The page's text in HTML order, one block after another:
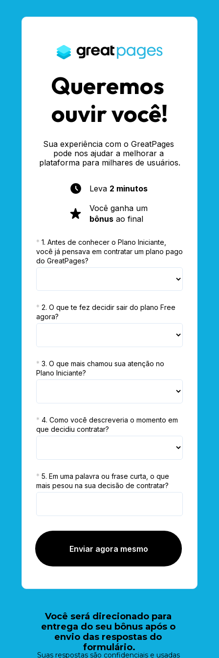
* 1. Antes de conhecer o Plano Iniciante,
você já pensava em contratar um plano pago
do GreatPages?
* 2. O que te fez decidir sair do plano Free
agora?
* 3. O que mais chamou sua atenção no
Plano Iniciante?
* 4. Como você descreveria o momento em
que decidiu contratar?
* 5. Em uma palavra ou frase curta, o que
mais pesou na sua decisão de contratar?
Enviar agora mesmo
Queremos
ouvir você!
Leva 2 minutos
Você ganha um
bônus ao final
Sua experiência com o GreatPages
pode nos ajudar a melhorar a
plataforma para milhares de usuários.
Você será direcionado para
entrega do seu bônus após o
envio das respostas do
formulário.
Suas respostas são confidenciais e usadas